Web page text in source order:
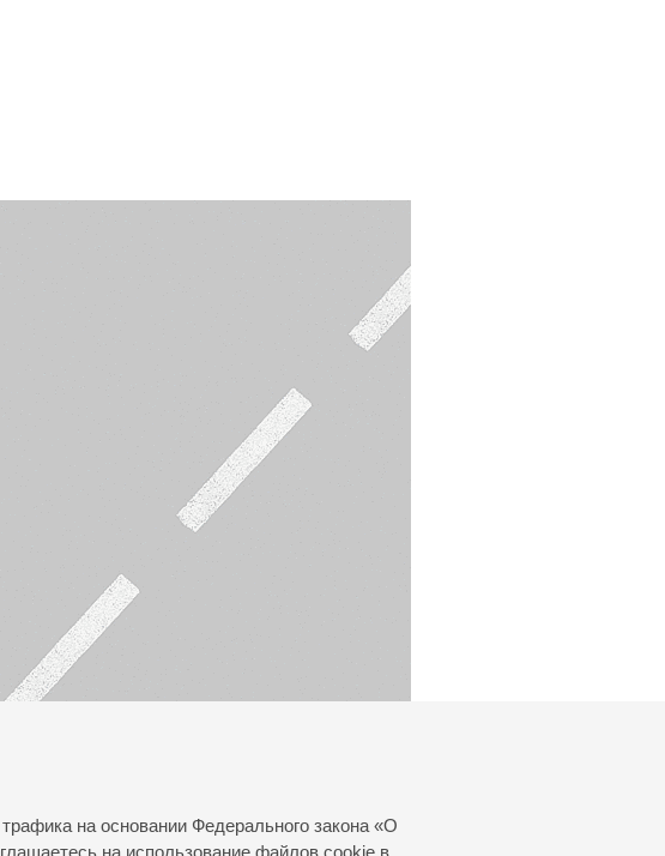
на основании Федерального закона «О
на использование файлов cookie в